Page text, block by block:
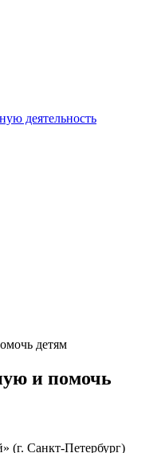
деятельность
детям
и помочь
(г. Санкт-Петербург)